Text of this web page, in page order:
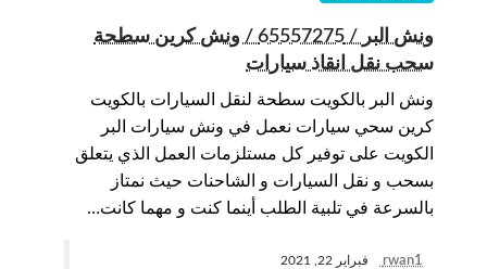
ونش البر / 65557275 / ونش كرين سطحة
سحب نقل انقاذ سيارات
ونش البر بالكويت سطحة لنقل السيارات بالكويت
كرين سحي سيارات نعمل في ونش سيارات البر
الكويت على توفير كل مستلزمات العمل الذي يتعلق
بسحب و نقل السيارات و الشاحنات حيث نمتاز
بالسرعة في تلبية الطلب أينما كنت و مهما كانت…
rwan1 فبراير 22, 2021